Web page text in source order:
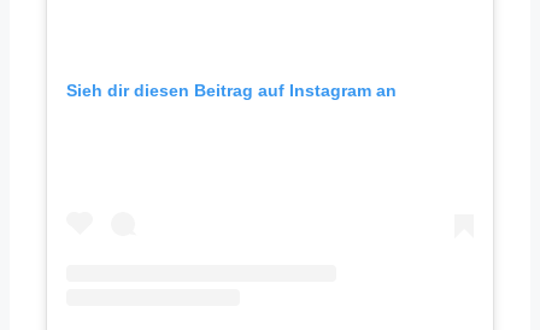
Sieh dir diesen Beitrag auf Instagram an